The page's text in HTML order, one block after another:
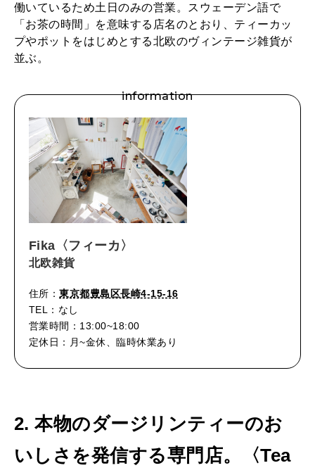
働いているため土日のみの営業。スウェーデン語で
「お茶の時間」を意味する店名のとおり、ティーカッ
プやポットをはじめとする北欧のヴィンテージ雑貨が
並ぶ。
information
Fika〈フィーカ〉
北欧雑貨
住所：東京都豊島区長崎4-15-16
TEL：なし
営業時間：13:00~18:00
定休日：月~金休、臨時休業あり
2. 本物のダージリンティーのお
いしさを発信する専門店。〈Tea